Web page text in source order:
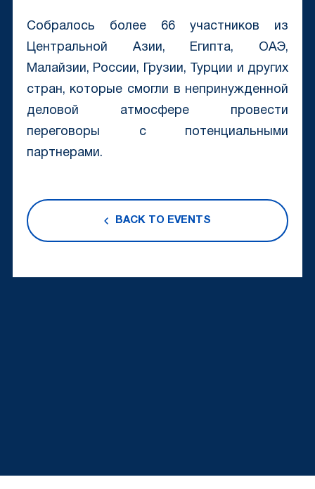
Собралось более 66 участников из
Центральной Азии, Египта, ОАЭ,
Малайзии, России, Грузии, Турции и других
стран, которые смогли в непринужденной
деловой атмосфере провести
переговоры с потенциальными
партнерами.
BACK TO EVENTS